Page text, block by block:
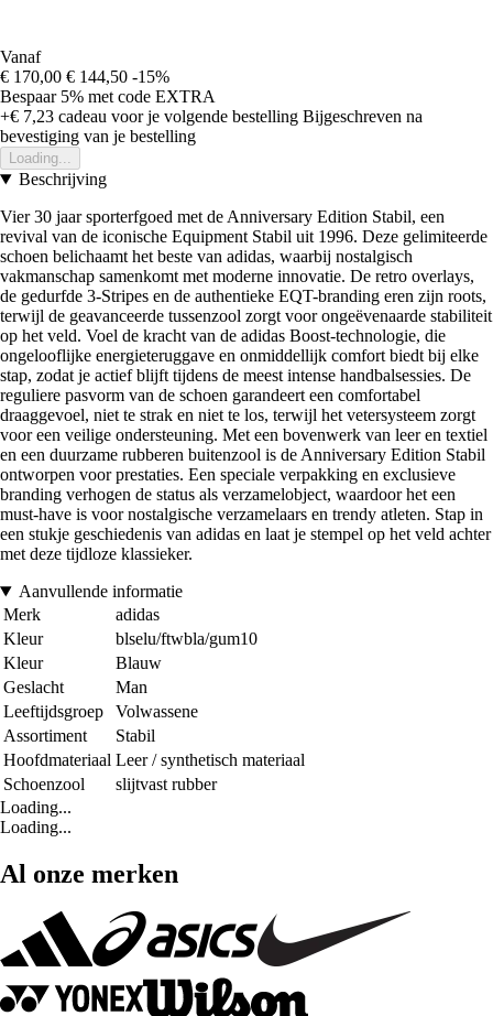
Vanaf
€ 170,00 € 144,50 -15%
Bespaar 5% met code EXTRA
+€ 7,23 cadeau voor je volgende bestelling Bijgeschreven na
bevestiging van je bestelling
Loading...
Beschrijving
Vier 30 jaar sporterfgoed met de Anniversary Edition Stabil, een
revival van de iconische Equipment Stabil uit 1996. Deze gelimiteerde
schoen belichaamt het beste van adidas, waarbij nostalgisch
vakmanschap samenkomt met moderne innovatie. De retro overlays,
de gedurfde 3-Stripes en de authentieke EQT-branding eren zijn roots,
terwijl de geavanceerde tussenzool zorgt voor ongeëvenaarde stabiliteit
op het veld. Voel de kracht van de adidas Boost-technologie, die
ongelooflijke energieteruggave en onmiddellijk comfort biedt bij elke
stap, zodat je actief blijft tijdens de meest intense handbalsessies. De
reguliere pasvorm van de schoen garandeert een comfortabel
draaggevoel, niet te strak en niet te los, terwijl het vetersysteem zorgt
voor een veilige ondersteuning. Met een bovenwerk van leer en textiel
en een duurzame rubberen buitenzool is de Anniversary Edition Stabil
ontworpen voor prestaties. Een speciale verpakking en exclusieve
branding verhogen de status als verzamelobject, waardoor het een
must-have is voor nostalgische verzamelaars en trendy atleten. Stap in
een stukje geschiedenis van adidas en laat je stempel op het veld achter
met deze tijdloze klassieker.
Aanvullende informatie
Merk
adidas
Kleur
blselu/ftwbla/gum10
Kleur
Blauw
Geslacht
Man
Leeftijdsgroep
Volwassene
Assortiment
Stabil
Hoofdmateriaal Leer / synthetisch materiaal
Schoenzool
slijtvast rubber
Loading...
Loading...
Al onze merken